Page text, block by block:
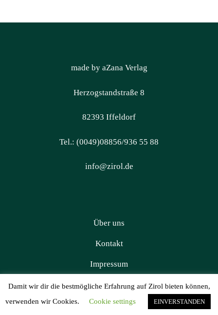
made by aZana Verlag
Herzogstandstraße 8
82393 Iffeldorf
Tel.: (0049)08856/936 55 88
info@zirol.de
Über uns
Kontakt
Impressum
Datenschutz
Damit wir dir die bestmögliche Erfahrung auf Zirol bieten können,
verwenden wir Cookies.
Cookie settings EINVERSTANDEN